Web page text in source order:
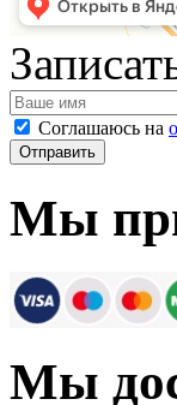
Соглашаюсь на
Мы
Мы